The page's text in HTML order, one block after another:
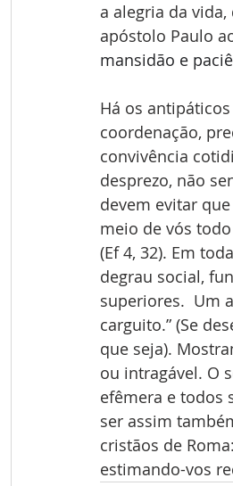
a alegria da
apóstolo Paulo
mansidão e
Há os
coordenação,
convivência
desprezo, não
devem evitar
meio de vós
(Ef 4, 32). Em
degrau social,
superiores.  Um
carguito.” (Se
que seja).
ou intragável. O
efêmera e todos
ser assim
cristãos de
estimando-vos